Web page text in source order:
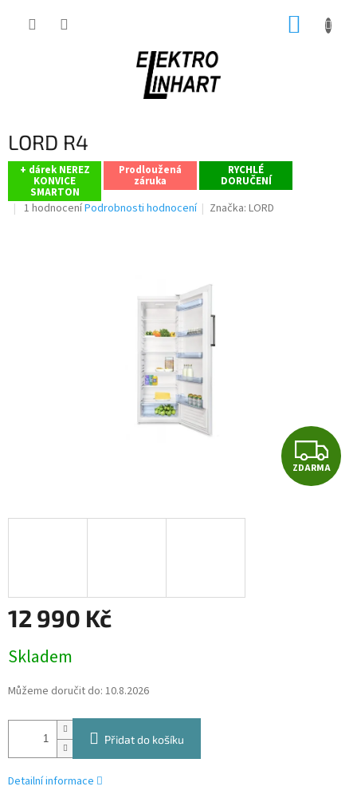
LORD R4
+ dárek NEREZ
KONVICE
SMARTON
Prodloužená
záruka
RYCHLÉ
DORUČENÍ
Průměrné
1 hodnoceníPodrobnosti hodnocení Značka:LORD
Z
D
ZDARMA
12 990 Kč
cena:
Skladem
Můžeme doručit do: 10.8.2026
Přidat do košíku
Detailní informace